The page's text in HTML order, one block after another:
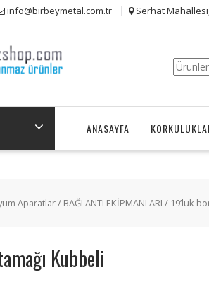
info@birbeymetal.com.tr Serhat
Ara:
ANASAYFA
Aparatlar/ BAĞLANTI EKİPMANLARI / 19’luk
Kubbeli